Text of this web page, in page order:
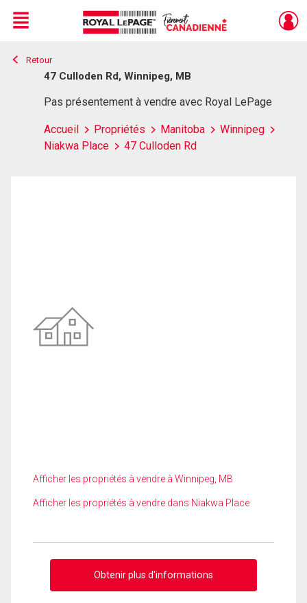
Live
En Direct
Menu
Retour
47 Culloden Rd, Winnipeg, MB
Pas présentement à vendre avec Royal LePage
Accueil Propriétés Manitoba
Winnipeg
Niakwa Place
47 Culloden Rd
Afficher les propriétés à vendre à Winnipeg, MB
Afficher les propriétés à vendre dans Niakwa Place
Obtenir plus d'informations